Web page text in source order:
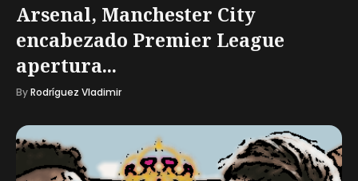
Arsenal, Manchester City
encabezado Premier League
apertura...
ByRodríguez Vladimir